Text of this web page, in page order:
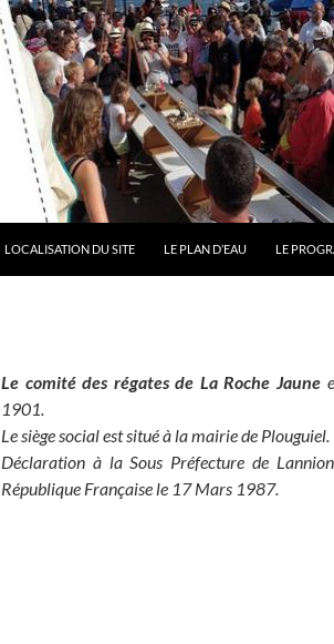
LOCALISATION DU SITE LE PLAN D’EAU LE
Le comité des régates de La Roche Jaune
1901.
Le siège social est situé à la mairie de Plouguiel.
Déclaration à la Sous Préfecture de
République Française le 17 Mars 1987.